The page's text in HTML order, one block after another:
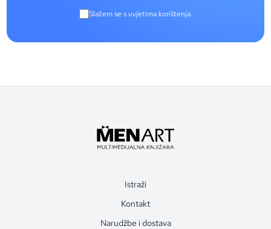
Slažem se s uvjetima korištenja.
Istraži
Kontakt
Narudžbe i dostava